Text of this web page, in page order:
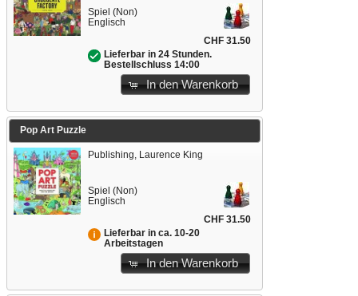
Spiel (Non)
Englisch
CHF 31.50
Lieferbar in 24 Stunden.
Bestellschluss 14:00
In den Warenkorb
Pop Art Puzzle
Publishing, Laurence King
Spiel (Non)
Englisch
CHF 31.50
Lieferbar in ca. 10-20
Arbeitstagen
In den Warenkorb